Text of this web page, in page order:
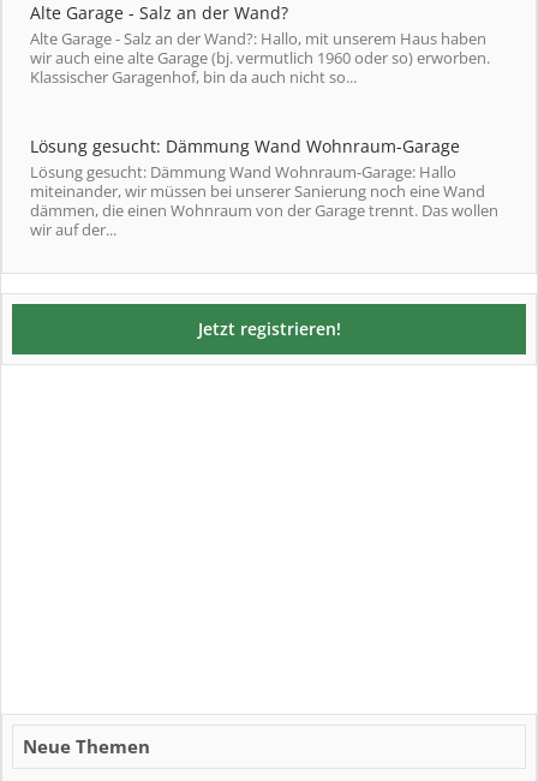
Alte Garage - Salz an der Wand?
Alte Garage - Salz an der Wand?: Hallo, mit unserem Haus haben
wir auch eine alte Garage (bj. vermutlich 1960 oder so) erworben.
Klassischer Garagenhof, bin da auch nicht so...
Lösung gesucht: Dämmung Wand Wohnraum-Garage
Lösung gesucht: Dämmung Wand Wohnraum-Garage: Hallo
miteinander, wir müssen bei unserer Sanierung noch eine Wand
dämmen, die einen Wohnraum von der Garage trennt. Das wollen
wir auf der...
Jetzt registrieren!
Neue Themen